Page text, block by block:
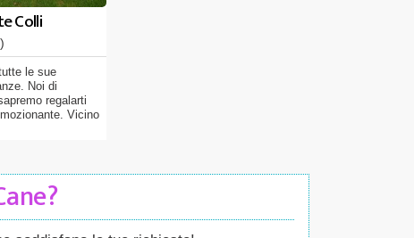
Colli
le sue
Noi di
regalarti
Vicino